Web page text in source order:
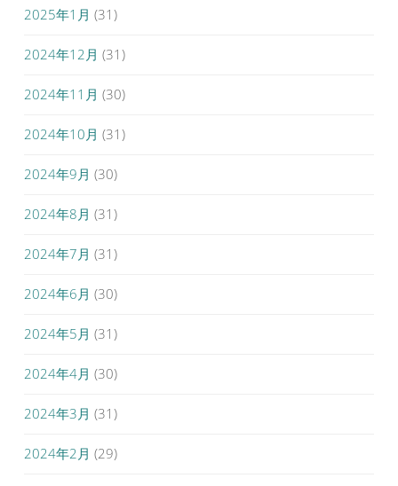
2025年1月 (31)
2024年12月 (31)
2024年11月 (30)
2024年10月 (31)
2024年9月 (30)
2024年8月 (31)
2024年7月 (31)
2024年6月 (30)
2024年5月 (31)
2024年4月 (30)
2024年3月 (31)
2024年2月 (29)